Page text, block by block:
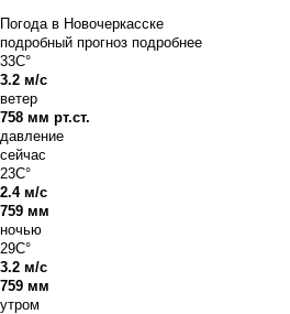
Погода в Новочеркасске
подробный прогноз подробнее
33C°
3.2 м/с
ветер
758 мм рт.ст.
давление
сейчас
23C°
2.4 м/с
759 мм
ночью
29C°
3.2 м/с
759 мм
утром